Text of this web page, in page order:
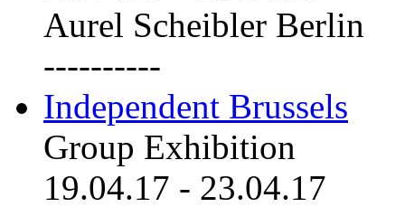
Aurel Scheibler Berlin
----------
Independent Brussels
Group Exhibition
19.04.17 - 23.04.17